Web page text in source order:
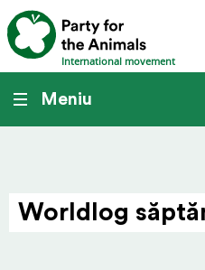
International movement
Meniu
Worldlog